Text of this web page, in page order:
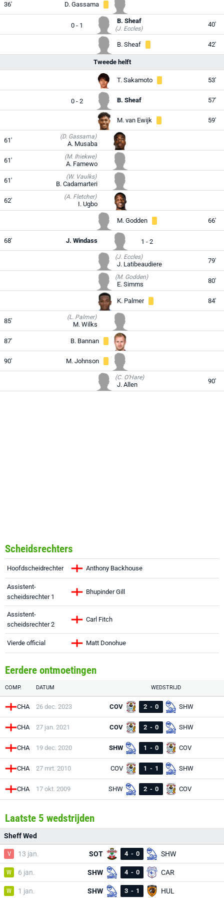
36' D. Gassama
0 - 1
B. Sheaf
(J. Eccles)
40'
B. Sheaf 42'
Tweede helft
T. Sakamoto 53'
0 - 2 B. Sheaf 57'
M. van Ewijk 59'
61' (D. Gassama)
A. Musaba
61' (M. Ihiekwe)
A. Famewo
61' (W. Vaulks)
B. Cadamarteri
62' (A. Fletcher)
I. Ugbo
M. Godden 66'
68' J. Windass 1 - 2
(J. Eccles)
J. Latibeaudiere 79'
(M. Godden)
E. Simms 80'
K. Palmer 84'
85' (L. Palmer)
M. Wilks
87' B. Bannan
90' M. Johnson
(C. O'Hare)
J. Allen 90'
Scheidsrechters
Hoofdscheidrechter Anthony Backhouse
Assistent-
scheidsrechter 1
Bhupinder Gill
Assistent-
scheidsrechter 2
Carl Fitch
Vierde official Matt Donohue
Eerdere ontmoetingen
COMP. DATUM WEDSTRIJD
CHA 26 dec. 2023 COV 2 - 0 SHW
CHA 27 jan. 2021 COV 2 - 0 SHW
CHA 19 dec. 2020 SHW 1 - 0 COV
CHA 27 mrt. 2010 COV 1 - 1 SHW
CHA 17 okt. 2009 SHW 2 - 0 COV
Laatste 5 wedstrijden
Sheff Wed
V 13 jan. SOT 4 - 0 SHW
W 6 jan. SHW 4 - 0 CAR
W 1 jan. SHW 3 - 1 HUL